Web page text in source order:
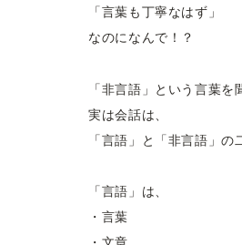
「言葉も丁寧なはず」
なのになんで！？
「非言語」という言葉
実は会話は、
「言語」と「非言語」の
「言語」は、
・言葉